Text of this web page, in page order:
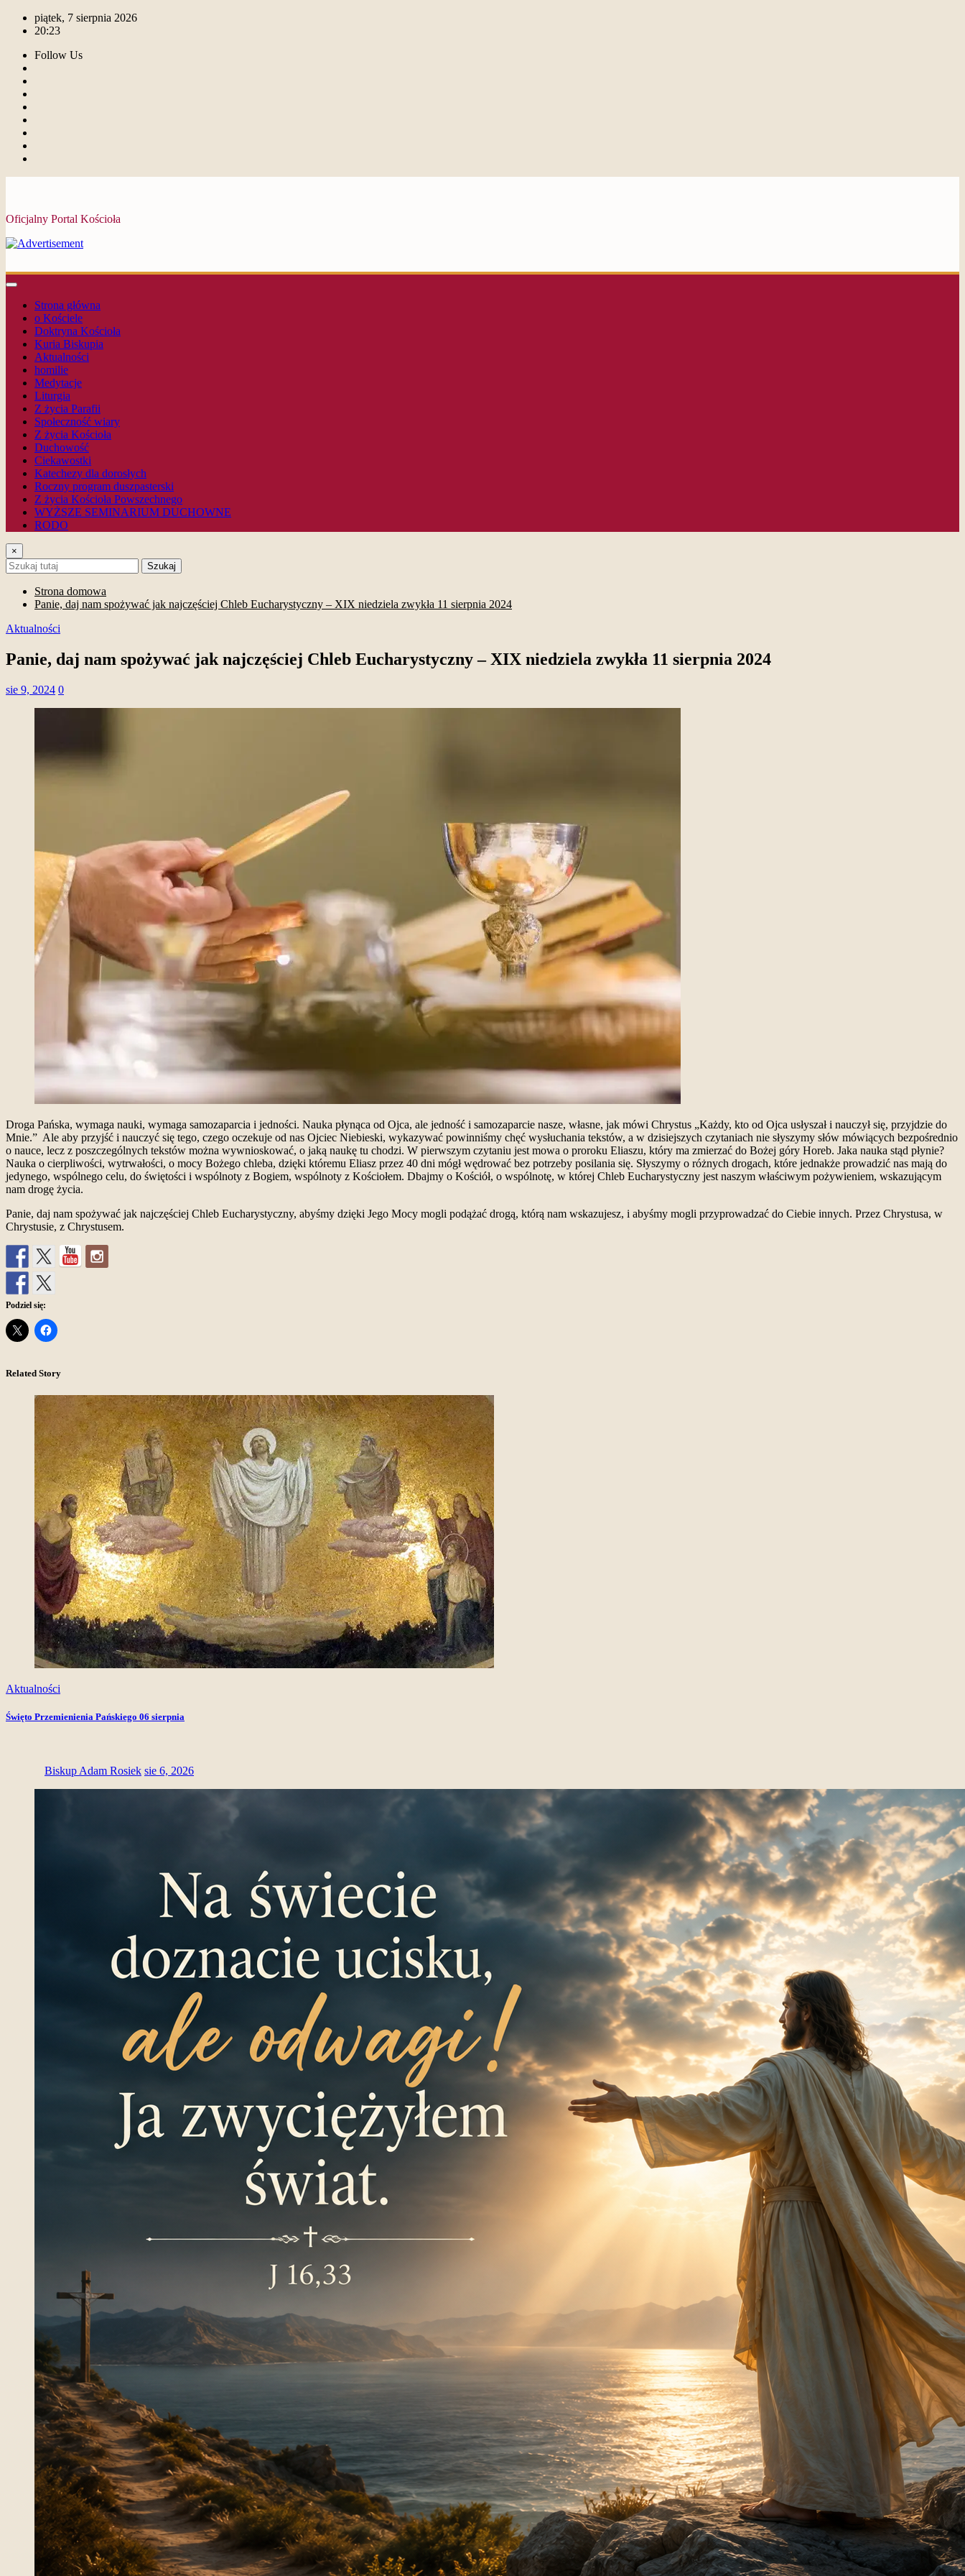
piątek, 7 sierpnia 2026
20:23
Follow Us
Oficjalny Portal Kościoła
Strona główna
o Kościele
Doktryna Kościoła
Kuria Biskupia
Aktualności
homilie
Medytacje
Liturgia
Z życia Parafii
Społeczność wiary
Z życia Kościoła
Duchowość
Ciekawostki
Katechezy dla dorosłych
Roczny program duszpasterski
Z życia Kościoła Powszechnego
WYŻSZE SEMINARIUM DUCHOWNE
RODO
×
Szukaj
Strona domowa
Panie, daj nam spożywać jak najczęściej Chleb Eucharystyczny – XIX niedziela zwykła 11 sierpnia 2024
Aktualności
Panie, daj nam spożywać jak najczęściej Chleb Eucharystyczny – XIX niedziela zwykła 11 sierpnia 2024
sie 9, 2024 0
Droga Pańska, wymaga nauki, wymaga samozaparcia i jedności. Nauka płynąca od Ojca, ale jedność i samozaparcie nasze, własne, jak mówi Chrystus „Każdy, kto od Ojca usłyszał i nauczył się, przyjdzie do
Mnie.” Ale aby przyjść i nauczyć się tego, czego oczekuje od nas Ojciec Niebieski, wykazywać powinniśmy chęć wysłuchania tekstów, a w dzisiejszych czytaniach nie słyszymy słów mówiących bezpośrednio
o nauce, lecz z poszczególnych tekstów można wywnioskować, o jaką naukę tu chodzi. W pierwszym czytaniu jest mowa o proroku Eliaszu, który ma zmierzać do Bożej góry Horeb. Jaka nauka stąd płynie?
Nauka o cierpliwości, wytrwałości, o mocy Bożego chleba, dzięki któremu Eliasz przez 40 dni mógł wędrować bez potrzeby posilania się. Słyszymy o różnych drogach, które jednakże prowadzić nas mają do
jedynego, wspólnego celu, do świętości i wspólnoty z Bogiem, wspólnoty z Kościołem. Dbajmy o Kościół, o wspólnotę, w której Chleb Eucharystyczny jest naszym właściwym pożywieniem, wskazującym
nam drogę życia.
Panie, daj nam spożywać jak najczęściej Chleb Eucharystyczny, abyśmy dzięki Jego Mocy mogli podążać drogą, którą nam wskazujesz, i abyśmy mogli przyprowadzać do Ciebie innych. Przez Chrystusa, w
Chrystusie, z Chrystusem.
Podziel się:
Related Story
Aktualności
Święto Przemienienia Pańskiego 06 sierpnia
Biskup Adam Rosiek sie 6, 2026